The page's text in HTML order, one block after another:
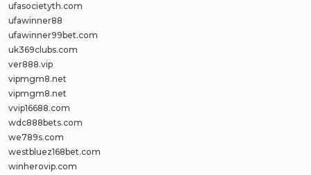
ufasocietyth.com
ufawinner88
ufawinner99bet.com
uk369clubs.com
ver888.vip
vipmgm8.net
vipmgm8.net
vvip16688.com
wdc888bets.com
we789s.com
westbluez168bet.com
winherovip.com